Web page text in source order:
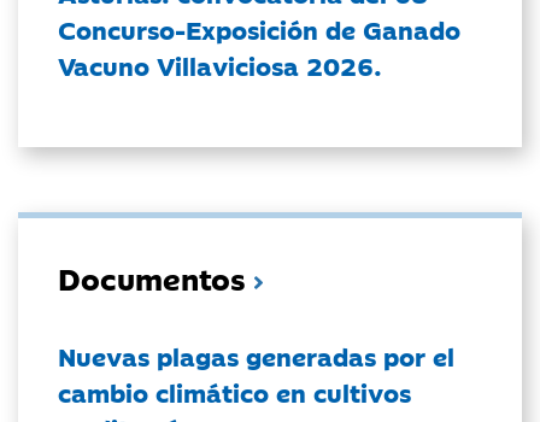
Concurso-Exposición de Ganado
Vacuno Villaviciosa 2026.
Documentos
Nuevas plagas generadas por el
cambio climático en cultivos